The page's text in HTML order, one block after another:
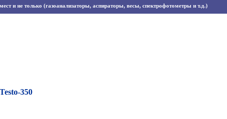
и не только (газоанализаторы, аспираторы, весы, спектрофотометры и т.д.)
350